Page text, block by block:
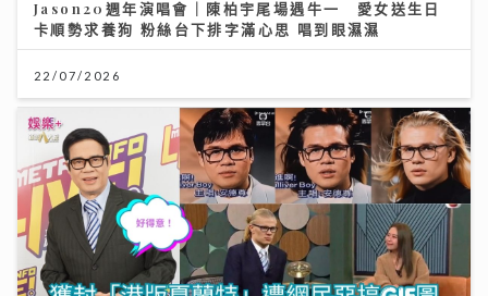
Jason20週年演唱會｜陳柏宇尾場遇牛一 愛女送生日
卡順勢求養狗 粉絲台下排字滿心思 唱到眼濕濕
22/07/2026